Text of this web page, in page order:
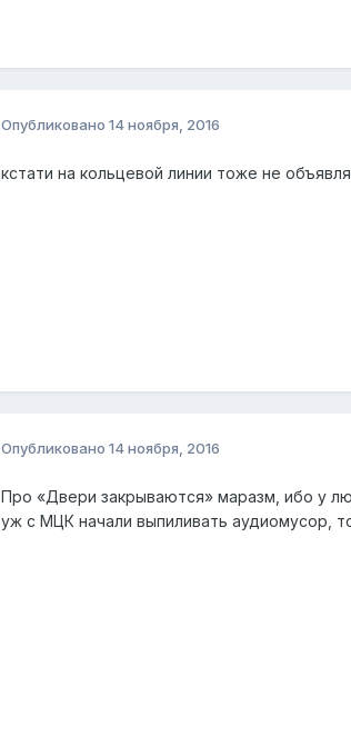
Опубликовано 14 ноября, 2016
кстати на кольцевой линии тоже не
Опубликовано 14 ноября, 2016
Про «Двери закрываются» маразм, ибо у
уж с МЦК начали выпиливать аудиомусор,